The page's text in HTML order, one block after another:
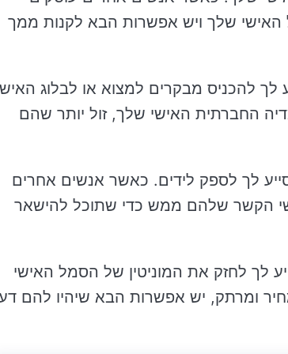
שלך ויש אפשרות הבא לקנות ממך
לך להכניס מבקרים למצוא או לבלוג
החברתית האישי שלך, זול יותר שהם
לך לספק לידים. כאשר אנשים אחרים
הקשר שלהם ממש כדי שתוכל להישאר
לך לחזק את המוניטין של הסמל האישי
ומרתק, יש אפשרות הבא שיהיו להם